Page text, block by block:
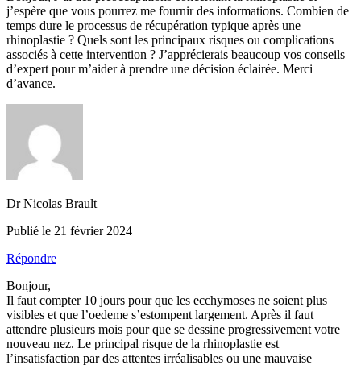
j’espère que vous pourrez me fournir des informations. Combien de
temps dure le processus de récupération typique après une
rhinoplastie ? Quels sont les principaux risques ou complications
associés à cette intervention ? J’apprécierais beaucoup vos conseils
d’expert pour m’aider à prendre une décision éclairée. Merci
d’avance.
Dr Nicolas Brault
Publié le 21 février 2024
Répondre
Bonjour,
Il faut compter 10 jours pour que les ecchymoses ne soient plus
visibles et que l’oedeme s’estompent largement. Après il faut
attendre plusieurs mois pour que se dessine progressivement votre
nouveau nez. Le principal risque de la rhinoplastie est
l’insatisfaction par des attentes irréalisables ou une mauvaise